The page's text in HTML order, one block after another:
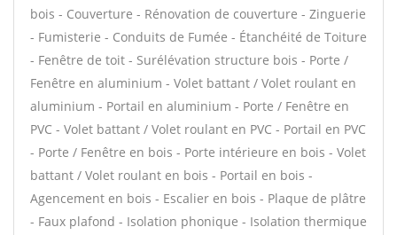
bois - Couverture - Rénovation de couverture - Zinguerie
- Fumisterie - Conduits de Fumée - Étanchéité de Toiture
- Fenêtre de toit - Surélévation structure bois - Porte /
Fenêtre en aluminium - Volet battant / Volet roulant en
aluminium - Portail en aluminium - Porte / Fenêtre en
PVC - Volet battant / Volet roulant en PVC - Portail en PVC
- Porte / Fenêtre en bois - Porte intérieure en bois - Volet
battant / Volet roulant en bois - Portail en bois -
Agencement en bois - Escalier en bois - Plaque de plâtre
- Faux plafond - Isolation phonique - Isolation thermique